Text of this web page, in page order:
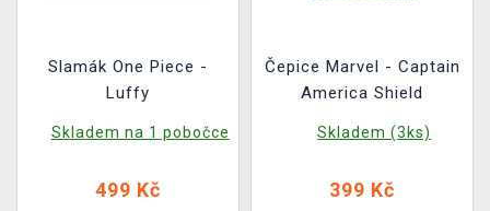
Slamák One Piece -
Luffy
Skladem na 1 pobočce
499 Kč
Čepice Marvel - Captain
America Shield
Skladem (3ks)
399 Kč